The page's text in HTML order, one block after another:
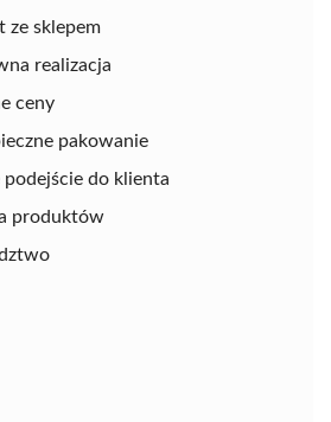
ze sklepem
realizacja
ceny
pakowanie
do klienta
produktów